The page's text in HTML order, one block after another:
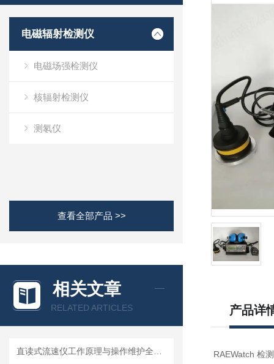
电磁辐射检测仪
电磁场强检测仪
核辐射检测仪
测氡仪
查看全部产品 >>
相关文章
RELATED ARTICLES 产品详
RAEWatch 检